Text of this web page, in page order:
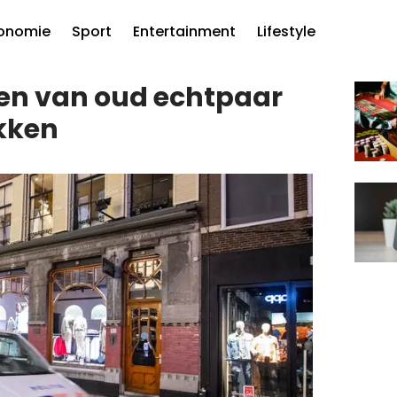
Sport Entertainment Lifestyle
van oud echtpaar